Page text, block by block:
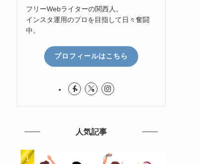
フリーWebライターの関西人。
インスタ運用のプロを目指して日々奮闘
中。
プロフィールはこちら
人気記事